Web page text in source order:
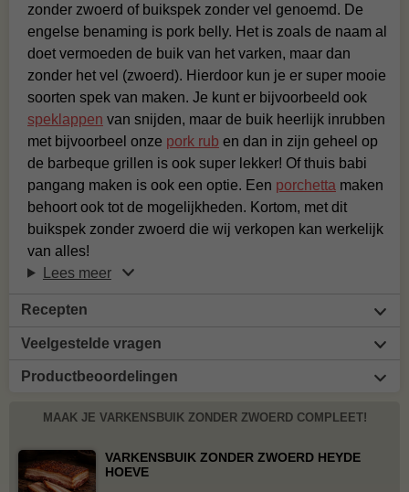
zonder zwoerd of buikspek zonder vel genoemd. De
engelse benaming is pork belly. Het is zoals de naam al
doet vermoeden de buik van het varken, maar dan
zonder het vel (zwoerd). Hierdoor kun je er super mooie
soorten spek van maken. Je kunt er bijvoorbeeld ook
speklappen van snijden, maar de buik heerlijk inrubben
met bijvoorbeel onze pork rub en dan in zijn geheel op
de barbeque grillen is ook super lekker! Of thuis babi
pangang maken is ook een optie. Een porchetta maken
behoort ook tot de mogelijkheden. Kortom, met dit
buikspek zonder zwoerd die wij verkopen kan werkelijk
van alles!
Lees meer
Recepten
Veelgestelde vragen
Productbeoordelingen
MAAK JE VARKENSBUIK ZONDER ZWOERD COMPLEET!
VARKENSBUIK ZONDER ZWOERD HEYDE
HOEVE